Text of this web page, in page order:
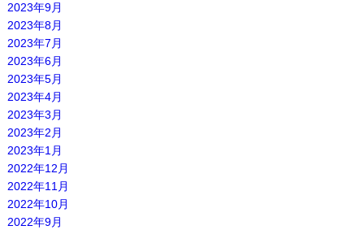
2023年9月
2023年8月
2023年7月
2023年6月
2023年5月
2023年4月
2023年3月
2023年2月
2023年1月
2022年12月
2022年11月
2022年10月
2022年9月